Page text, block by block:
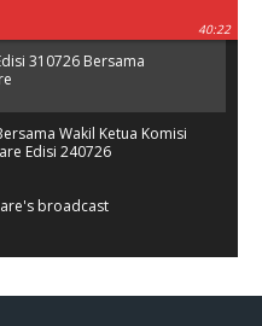
40:22
310726 Bersama
Wakil Ketua Komisi
Edisi 240726
broadcast